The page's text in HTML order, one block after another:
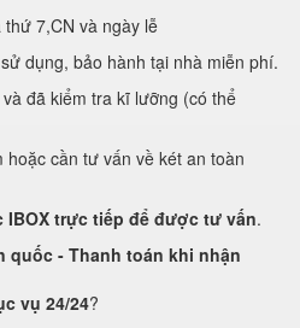
7,CN và ngày lễ
dụng, bảo hành tại nhà miễn phí.
đã kiểm tra kĩ lưỡng (có thể
hoặc cần tư vấn về két an toàn
IBOX trực tiếp để được tư vấn.
quốc - Thanh toán khi nhận
vụ 24/24?